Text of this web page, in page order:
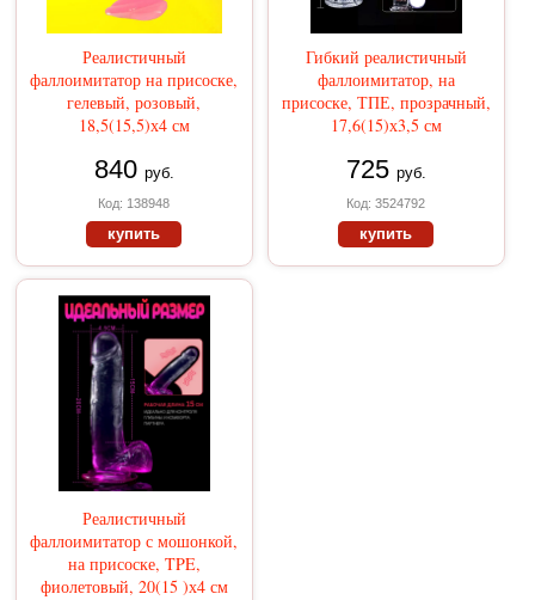
Реалистичный
фаллоимитатор на присоске,
гелевый, розовый,
18,5(15,5)х4 см
840 руб.
Код: 138948
купить
Гибкий реалистичный
фаллоимитатор, на
присоске, ТПЕ, прозрачный,
17,6(15)х3,5 см
725 руб.
Код: 3524792
купить
Реалистичный
фаллоимитатор с мошонкой,
на присоске, TPE,
фиолетовый, 20(15 )х4 см